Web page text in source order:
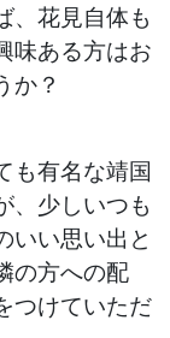
、花見自体も
味ある方はお
か？
も有名な靖国
、少しいつも
いい思い出と
の方への配
つけていただ